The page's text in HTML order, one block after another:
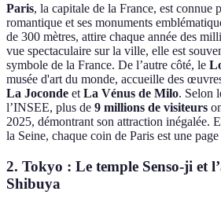
Paris, la capitale de la France, est connue
romantique et ses monuments
de 300 mètres, attire chaque année des
vue spectaculaire sur la ville, elle est
symbole de la France. De l’autre côté, le
musée d'art du monde, accueille des
La Joconde et La Vénus de Milo. Selon
l’INSEE, plus de 9 millions de visiteurs
2025, démontrant son attraction inégalée.
la Seine, chaque coin de Paris est une
2. Tokyo : Le temple Senso-ji et
Shibuya